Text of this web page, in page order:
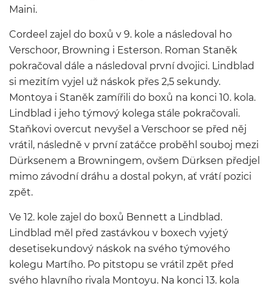
Maini.
Cordeel zajel do boxů v 9. kole a následoval ho
Verschoor, Browning i Esterson. Roman Staněk
pokračoval dále a následoval první dvojici. Lindblad
si mezitím vyjel už náskok přes 2,5 sekundy.
Montoya i Staněk zamířili do boxů na konci 10. kola.
Lindblad i jeho týmový kolega stále pokračovali.
Staňkovi overcut nevyšel a Verschoor se před něj
vrátil, následně v první zatáčce proběhl souboj mezi
Dürksenem a Browningem, ovšem Dürksen předjel
mimo závodní dráhu a dostal pokyn, ať vrátí pozici
zpět.
Ve 12. kole zajel do boxů Bennett a Lindblad.
Lindblad měl před zastávkou v boxech vyjetý
desetisekundový náskok na svého týmového
kolegu Martího. Po pitstopu se vrátil zpět před
svého hlavního rivala Montoyu. Na konci 13. kola